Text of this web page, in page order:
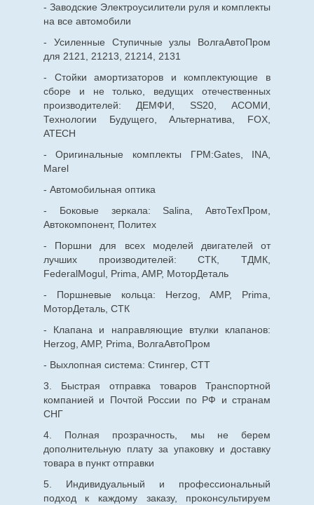
- Заводские Электроусилители руля и комплекты
на все автомобили
- Усиленные Ступичные узлы ВолгаАвтоПром
для 2121, 21213, 21214, 2131
- Стойки амортизаторов и комплектующие в
сборе и не только, ведущих отечественных
производителей: ДЕМФИ, SS20, АСОМИ,
Технологии Будущего, Альтернатива, FOX,
ATECH
- Оригинальные комплекты ГРМ:Gates, INA,
Marel
- Автомобильная оптика
- Боковые зеркала: Salina, АвтоТехПром,
Автокомпонент, Политех
- Поршни для всех моделей двигателей от
лучших производителей: СТК, ТДМК,
FederalMogul, Prima, AMP, МоторДеталь
- Поршневые кольца: Herzog, AMP, Prima,
МоторДеталь, СТК
- Клапана и направляющие втулки клапанов:
Herzog, AMP, Prima, ВолгаАвтоПром
- Выхлопная система: Стингер, СТТ
3. Быстрая отправка товаров Транспортной
компанией и Почтой России по РФ и странам
СНГ
4. Полная прозрачность, мы не берем
дополнительную плату за упаковку и доставку
товара в пункт отправки
5. Индивидуальный и профессиональный
подход к каждому заказу, проконсультируем